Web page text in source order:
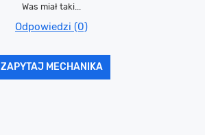
Was miał taki...
Odpowiedzi (0)
ZAPYTAJ MECHANIKA